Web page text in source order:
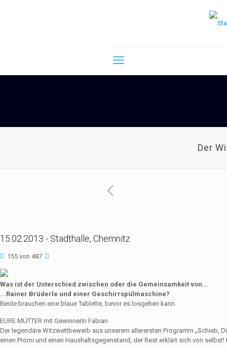
Der
15.02.2013 - Stadthalle, Chemnitz
155 von 487
Was ist der Unterschied zwischen oder die Gemeinsamkeit von...
...Rainer Brüderle und einer Geschirrspülmaschine?
Beide brauchen eine blaue Tablette, bevor es losgehen kann.
EURE MÜTTER mit GewinnerIn Fabian
Der legendäre Witzwettbewerb aus unserem allerersten Programm „Schieb,
einen Promi und einen Haushaltsgegenstand, der Rest erklärt sich von